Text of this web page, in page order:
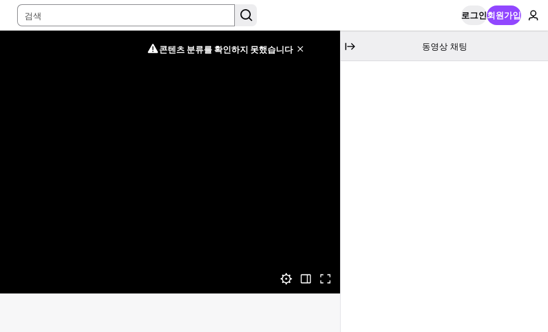
로그인회원가입
콘텐츠 분류를 확인하지 못했습니다 동영상 채팅